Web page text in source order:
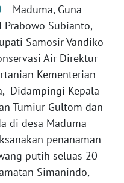
- Maduma, Guna
Prabowo Subianto,
Samosir Vandiko
Air Direktur
Kementerian
Didampingi Kepala
Tumiur Gultom dan
di desa Maduma
penanaman
putih seluas 20
Simanindo,